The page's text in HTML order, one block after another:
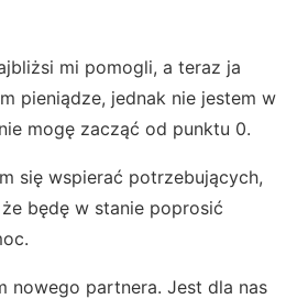
mi pomogli, a teraz ja
pieniądze, jednak nie jestem w
mogę zacząć od punktu 0.
się wspierać potrzebujących,
że będę w stanie poprosić
nowego partnera. Jest dla nas